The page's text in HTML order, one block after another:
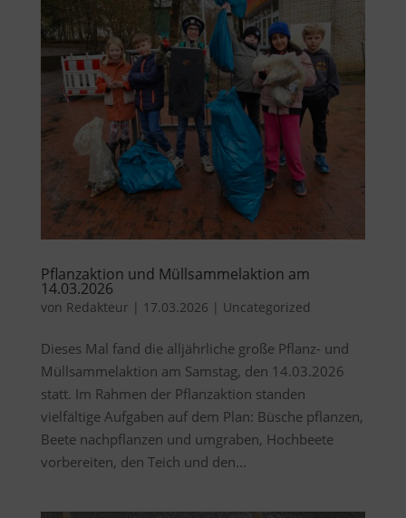
Pflanzaktion und Müllsammelaktion am
14.03.2026
von Redakteur | 17.03.2026 | Uncategorized
Dieses Mal fand die alljährliche große Pflanz- und
Müllsammelaktion am Samstag, den 14.03.2026
statt. Im Rahmen der Pflanzaktion standen
vielfältige Aufgaben auf dem Plan: Büsche pflanzen,
Beete nachpflanzen und umgraben, Hochbeete
vorbereiten, den Teich und den...